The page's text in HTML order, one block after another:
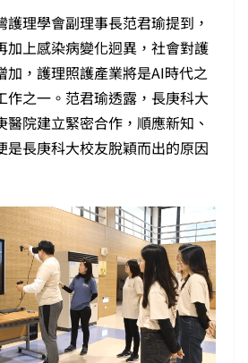
理學會副理事長范君瑜提到，
加上感染病變化迥異，社會對護
加，護理照護產業將是AI時代之
作之一。范君瑜透露，長庚科大
院建立緊密合作，順應新知、
是長庚科大校友脫穎而出的原因